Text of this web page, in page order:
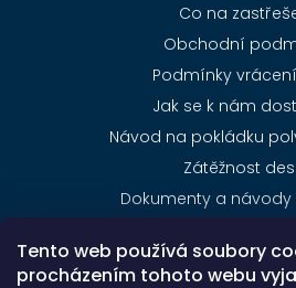
Tento web používá soubory
procházením tohoto webu
Co na
Obchodní
Podmínky
Jak se k nám
Návod na pokládku
Zátěžnost
Dokumenty a návody
Kontakty